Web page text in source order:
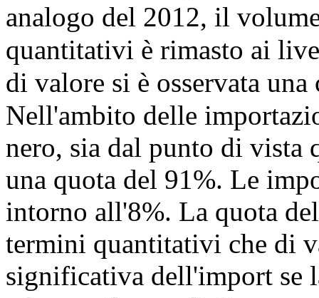
analogo del 2012, il
quantitativi è rimasto ai
di valore si è osservata una
Nell'ambito delle
nero, sia dal punto di vista
una quota del 91%. Le
intorno all'8%. La quota
termini quantitativi che di
significativa dell'import se